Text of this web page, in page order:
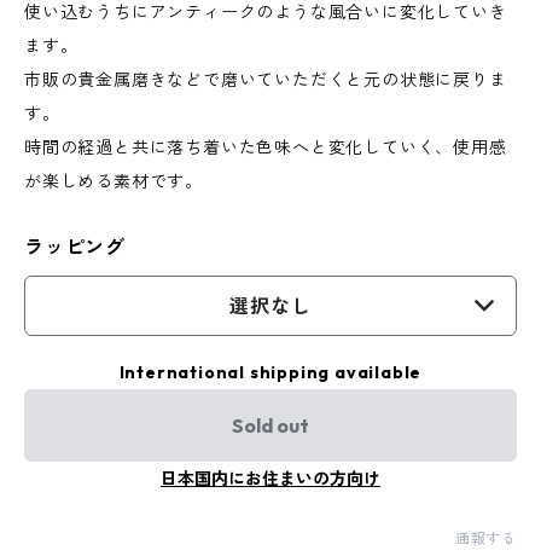
使い込むうちにアンティークのような風合いに変化していき
ます。
市販の貴金属磨きなどで磨いていただくと元の状態に戻りま
す。
時間の経過と共に落ち着いた色味へと変化していく、使用感
が楽しめる素材です。
ラッピング
選択なし
International shipping available
Sold out
日本国内にお住まいの方向け
通報する